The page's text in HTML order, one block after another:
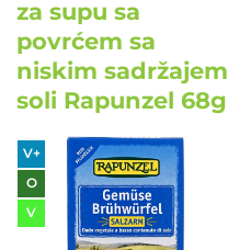
za supu sa
povrćem sa
niskim sadržajem
soli Rapunzel 68g
V+
O
V